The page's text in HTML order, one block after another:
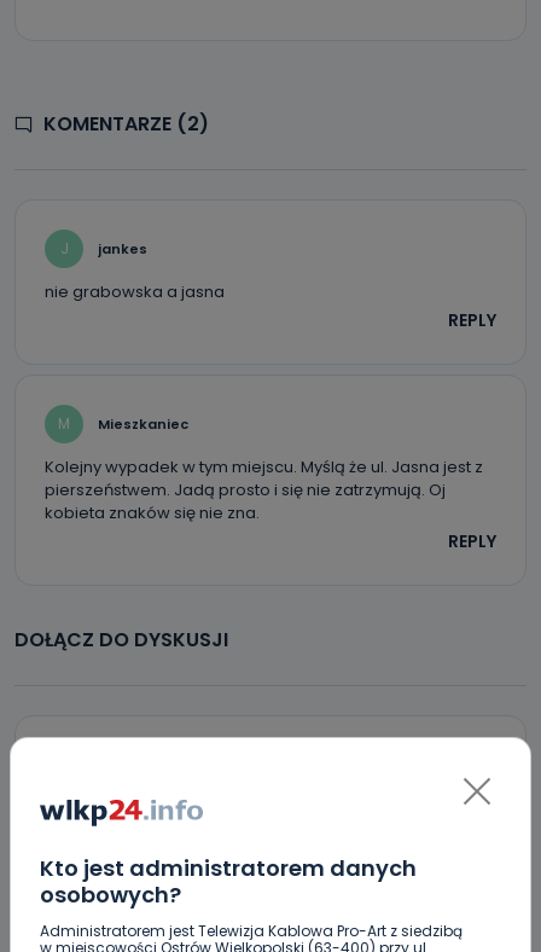
Kto jest administratorem danych
osobowych?
Administratorem jest Telewizja Kablowa Pro-Art z siedzibą
KOMENTARZE (2)
J jankes
nie grabowska a jasna
REPLY
M Mieszkaniec
Kolejny wypadek w tym miejscu. Myślą że ul. Jasna jest z
pierszeństwem. Jadą prosto i się nie zatrzymują. Oj
kobieta znaków się nie zna.
REPLY
DOŁĄCZ DO DYSKUSJI
Wiadomość